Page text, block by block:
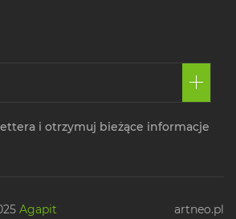
i otrzymuj bieżące informacje
Agapit artneo.pl